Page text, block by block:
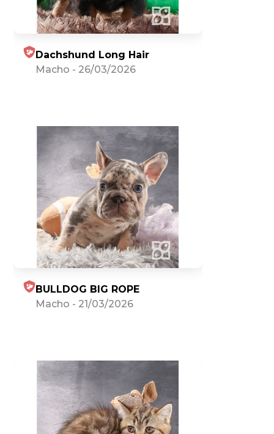
Dachshund Long Hair
Macho - 26/03/2026
BULLDOG BIG ROPE
Macho - 21/03/2026